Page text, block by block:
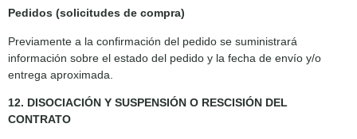
Pedidos (solicitudes de compra)
Previamente a la confirmación del pedido se suministrará
información sobre el estado del pedido y la fecha de envío y/o
entrega aproximada.
12. DISOCIACIÓN Y SUSPENSIÓN O RESCISIÓN DEL
CONTRATO